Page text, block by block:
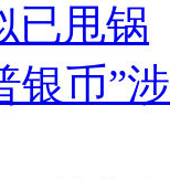
已甩锅
银币”